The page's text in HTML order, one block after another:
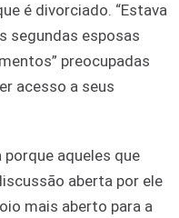
é divorciado. “Estava
segundas esposas
preocupadas
acesso a seus
porque aqueles que
aberta por ele
mais aberto para a